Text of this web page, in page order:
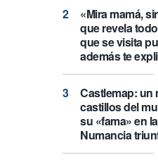
«Mira mamá,
que revela
que se visita
además te
Castlemap: un
castillos del
su «fama» en
Numancia